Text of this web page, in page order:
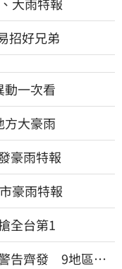
大雨特報
招好兄弟
動一次看
大豪雨
豪雨特報
豪雨特報
全台第1
告齊發 9地區風